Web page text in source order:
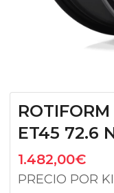
ROTIFORM
ET45 72.6
1.482,00€
PRECIO POR